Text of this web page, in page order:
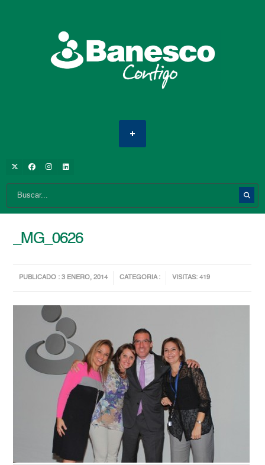
_MG_0626
PUBLICADO : 3 ENERO, 2014 CATEGORIA : VISITAS: 419